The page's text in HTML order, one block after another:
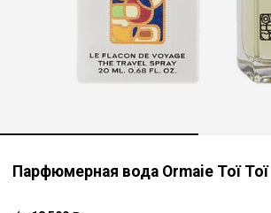
Парфюмерная вода Ormaie Toï Toï